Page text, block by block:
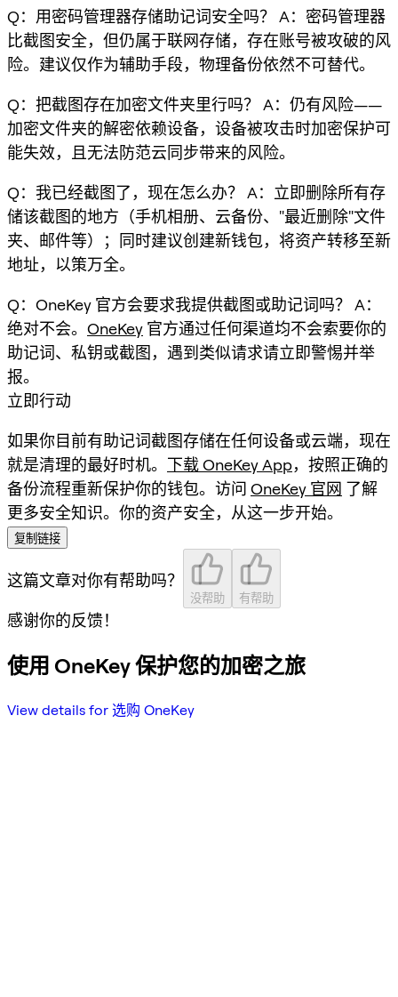
Q：用密码管理器存储助记词安全吗？ A：密码管理器
比截图安全，但仍属于联网存储，存在账号被攻破的风
险。建议仅作为辅助手段，物理备份依然不可替代。
Q：把截图存在加密文件夹里行吗？ A：仍有风险——
加密文件夹的解密依赖设备，设备被攻击时加密保护可
能失效，且无法防范云同步带来的风险。
Q：我已经截图了，现在怎么办？ A：立即删除所有存
储该截图的地方（手机相册、云备份、"最近删除"文件
夹、邮件等）；同时建议创建新钱包，将资产转移至新
地址，以策万全。
Q：OneKey 官方会要求我提供截图或助记词吗？ A：
绝对不会。 OneKey 官方通过任何渠道均不会索要你的
助记词、私钥或截图，遇到类似请求请立即警惕并举
报。
立即行动
如果你目前有助记词截图存储在任何设备或云端，现在
就是清理的最好时机。 下载 OneKey App，按照正确的
备份流程重新保护你的钱包。访问 OneKey 官网 了解
更多安全知识。你的资产安全，从这一步开始。
复制链接
这篇文章对你有帮助吗？
没帮助 有帮助
感谢你的反馈！
使用 OneKey 保护您的加密之旅
View details for 选购 OneKey